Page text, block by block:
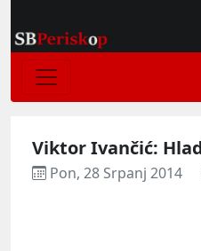
Viktor Ivančić:
Pon, 28 Srpanj 2014